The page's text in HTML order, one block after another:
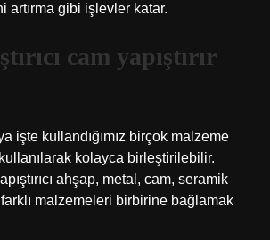
artırma gibi işlevler katar.
cam yapıştırır
işte kullandığımız birçok malzeme
kullanılarak kolayca birleştirilebilir.
ahşap, metal, cam, seramik
malzemeleri birbirine bağlamak